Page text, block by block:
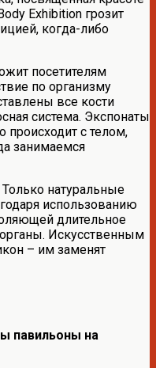
Exhibition грозит
когда-либо
посетителям
по организму
все кости
система. Экспонаты
происходит с телом,
занимаемся
натуральные
использованию
длительное
Искусственным
– им заменят
павильоны на